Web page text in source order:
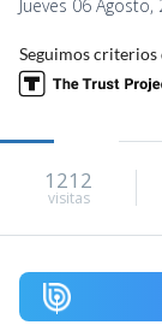
Jueves 06
Seguimos criterios
1212
visitas